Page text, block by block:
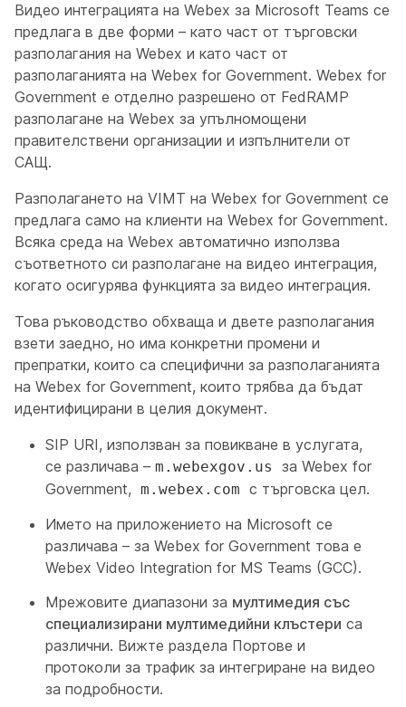
Видео интеграцията на Webex за Microsoft Teams се
предлага в две форми – като част от търговски
разполагания на Webex и като част от
разполаганията на Webex for Government. Webex for
Government е отделно разрешено от FedRAMP
разполагане на Webex за упълномощени
правителствени организации и изпълнители от
САЩ.
Разполагането на VIMT на Webex for Government се
предлага само на клиенти на Webex for Government.
Всяка среда на Webex автоматично използва
съответното си разполагане на видео интеграция,
когато осигурява функцията за видео интеграция.
Това ръководство обхваща и двете разполагания
взети заедно, но има конкретни промени и
препратки, които са специфични за разполаганията
на Webex for Government, които трябва да бъдат
идентифицирани в целия документ.
SIP URI, използван за повикване в услугата,
се различава – m.webexgov.us
за Webex for
Government, m.webex.com с търговска цел.
Името на приложението на Microsoft се
различава – за Webex for Government това е
Webex Video Integration for MS Teams (GCC).
Мрежовите диапазони за мултимедия със
специализирани мултимедийни клъстери са
различни. Вижте раздела Портове и
протоколи за трафик за интегриране на видео
за подробности.